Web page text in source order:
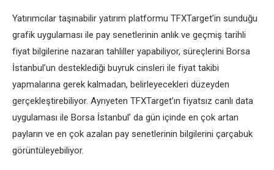
Yatırımcılar taşınabilir yatırım platformu TFXTarget’in sunduğu
grafik uygulaması ile pay senetlerinin anlık ve geçmiş tarihli
fiyat bilgilerine nazaran tahliller yapabiliyor, süreçlerini Borsa
İstanbul’un desteklediği buyruk cinsleri ile fiyat takibi
yapmalarına gerek kalmadan, belirleyecekleri düzeyden
gerçekleştirebiliyor. Ayrıyeten TFXTarget’ın fiyatsız canlı data
uygulaması ile Borsa İstanbul’ da gün içinde en çok artan
payların ve en çok azalan pay senetlerinin bilgilerini çarçabuk
görüntüleyebiliyor.